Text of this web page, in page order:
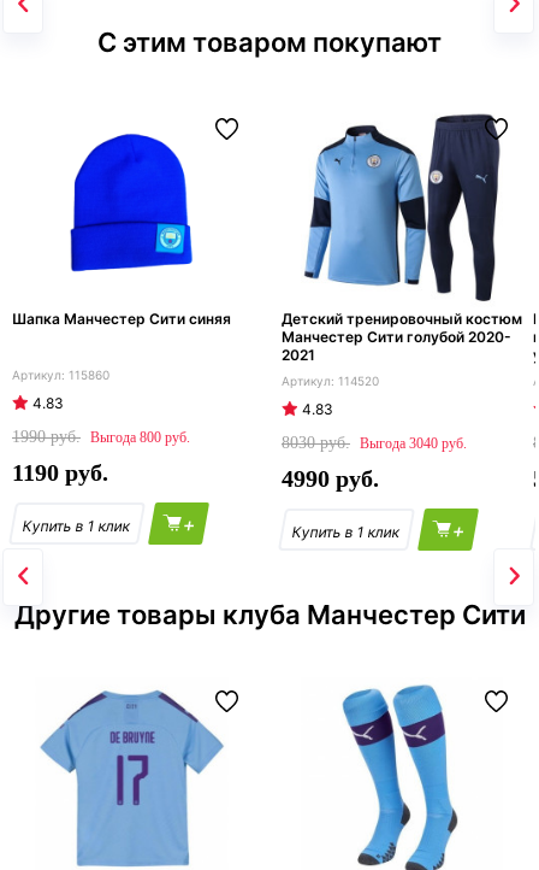
С этим товаром покупают
Шапка Манчестер Сити синяя
115860
4.83
1990
800
1190
+
Детский тренировочный костюм
Манчестер Сити голубой 2020-
2021
114520
4.83
8030
3040
4990
+
Другие товары клуба Манчестер Сити